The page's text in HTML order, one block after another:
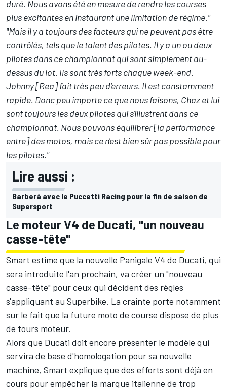
duré. Nous avons été en mesure de rendre les courses
plus excitantes en instaurant une limitation de régime."
"Mais il y a toujours des facteurs qui ne peuvent pas être
contrôlés, tels que le talent des pilotes. Il y a un ou deux
pilotes dans ce championnat qui sont simplement au-
dessus du lot. Ils sont très forts chaque week-end.
Johnny [Rea] fait très peu d'erreurs. Il est constamment
rapide. Donc peu importe ce que nous faisons, Chaz et lui
sont toujours les deux pilotes qui s'illustrent dans ce
championnat. Nous pouvons équilibrer [la performance
entre] des motos, mais ce n'est bien sûr pas possible pour
les pilotes."
Lire aussi :
Barberá avec le Puccetti Racing pour la fin de saison de
Supersport
Le moteur V4 de Ducati, "un nouveau
casse-tête"
Smart estime que la nouvelle Panigale V4 de Ducati, qui
sera introduite l'an prochain, va créer un "nouveau
casse-tête" pour ceux qui décident des règles
s'appliquant au Superbike. La crainte porte notamment
sur le fait que la future moto de course dispose de plus
de tours moteur.
Alors que Ducati doit encore présenter le modèle qui
servira de base d'homologation pour sa nouvelle
machine, Smart explique que des efforts sont déjà en
cours pour empêcher la marque italienne de trop